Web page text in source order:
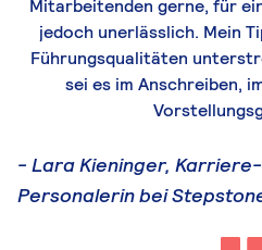
Mitarbeitenden gerne, für
jedoch unerlässlich. Mein
Führungsqualitäten
sei es im Anschreiben,
- Lara Kieninger,
Personalerin bei